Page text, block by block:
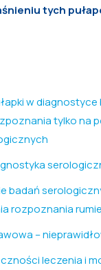
tych
w
tylko na
badań
rozpoznania
–
leczenia i